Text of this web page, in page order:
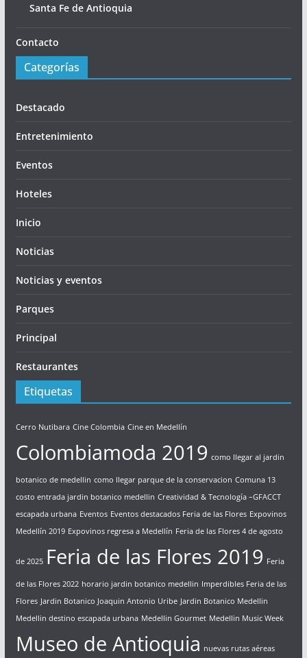
Santa Fe de Antioquia
Contacto
Categorías
Destacado
Entretenimiento
Eventos
Hoteles
Inicio
Noticias
Noticias y eventos
Parques
Principal
Restaurantes
Etiquetas
Cerro Nutibara Cine Colombia Cine en Medellín
Colombiamoda 2019 como llegar al jardin
botanico de medellin como llegar parque de la conservacion Comuna 13
costo entrada jardin botanico medellin Creatividad & Tecnología –GFACCT
escapada urbana Eventos Eventos destacados Feria de las Flores Expovinos
Medellín 2019 Expovinos regresa a Medellín Feria de las Flores 4 de agosto
de 2025 Feria de las Flores 2019 Feria
de las Flores 2022 horario jardin botanico medellin Imperdibles Feria de las
Flores Jardin Botanico Joaquin Antonio Uribe Jardin Botanico Medellin
Medellin destino escapada urbana Medellin Gourmet Medellin Music Week
Museo de Antioquia nuevas rutas aéreas